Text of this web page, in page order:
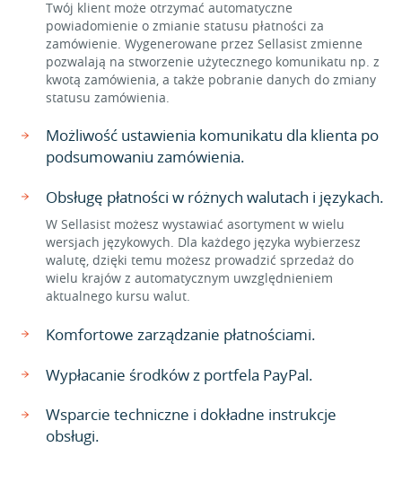
Twój klient może otrzymać automatyczne
powiadomienie o zmianie statusu płatności za
zamówienie. Wygenerowane przez Sellasist zmienne
pozwalają na stworzenie użytecznego komunikatu np. z
kwotą zamówienia, a także pobranie danych do zmiany
statusu zamówienia.
Możliwość ustawienia komunikatu dla klienta po
podsumowaniu zamówienia.
Obsługę płatności w różnych walutach i językach.
W Sellasist możesz wystawiać asortyment w wielu
wersjach językowych. Dla każdego języka wybierzesz
walutę, dzięki temu możesz prowadzić sprzedaż do
wielu krajów z automatycznym uwzględnieniem
aktualnego kursu walut.
Komfortowe zarządzanie płatnościami.
Wypłacanie środków z portfela PayPal.
Wsparcie techniczne i dokładne instrukcje
obsługi.